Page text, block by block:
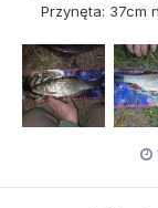
Przynęta: 37cm